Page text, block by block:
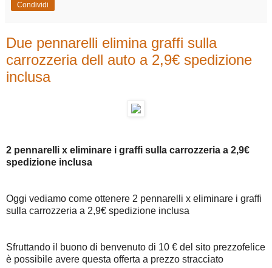
Condividi
Due pennarelli elimina graffi sulla
carrozzeria dell auto a 2,9€ spedizione
inclusa
2 pennarelli x eliminare i graffi sulla carrozzeria a 2,9€
spedizione inclusa
Oggi vediamo come ottenere 2 pennarelli x eliminare i graffi
sulla carrozzeria a 2,9€ spedizione inclusa
Sfruttando il buono di benvenuto di 10 € del sito prezzofelice
è possibile avere questa offerta a prezzo stracciato